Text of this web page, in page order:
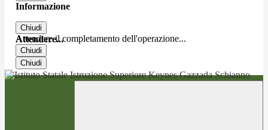
Informazione
Chiudi
Attendere...
Attendere il completamento dell'operazione...
Chiudi
Chiudi